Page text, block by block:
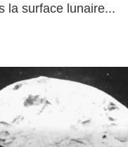
la surface lunaire...